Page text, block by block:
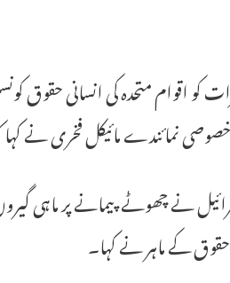
مائیکل فخری نے کہا کہ غزہ کا ماہی گیری کا تقریباً
نے چھوٹے پیمانے پر ماہی
کے ماہر نے کہا۔